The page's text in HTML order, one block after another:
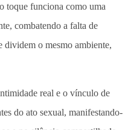
o toque funciona como uma
combatendo a falta de
dividem o mesmo ambiente,
real e o vínculo de
do ato sexual, manifestando-